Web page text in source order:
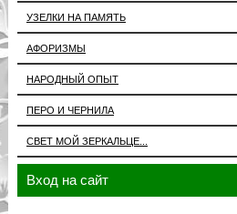
УЗЕЛКИ НА ПАМЯТЬ
АФОРИЗМЫ
НАРОДНЫЙ ОПЫТ
ПЕРО И ЧЕРНИЛА
СВЕТ МОЙ ЗЕРКАЛЬЦЕ...
Вход на сайт